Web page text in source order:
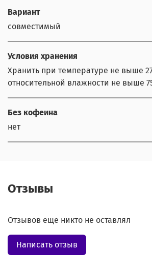
Вариант
совместимый
Условия хранения
Хранить при температуре не выше
относительной влажности не выше
Без кофеина
нет
Отзывы
Отзывов еще никто не оставлял
Написать отзыв